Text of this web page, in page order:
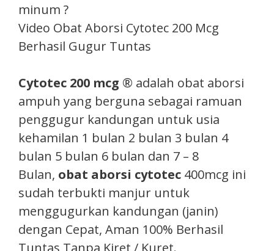
minum ?
Video Obat Aborsi Cytotec 200 Mcg
Berhasil Gugur Tuntas
Cytotec 200 mcg ® adalah obat aborsi
ampuh yang berguna sebagai ramuan
penggugur kandungan untuk usia
kehamilan 1 bulan 2 bulan 3 bulan 4
bulan 5 bulan 6 bulan dan 7 – 8
Bulan, obat aborsi cytotec 400mcg ini
sudah terbukti manjur untuk
menggugurkan kandungan (janin)
dengan Cepat, Aman 100% Berhasil
Tuntas Tanpa Kiret / Kuret.